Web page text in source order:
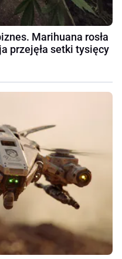
Marihuana rosła
przejęła setki tysięcy